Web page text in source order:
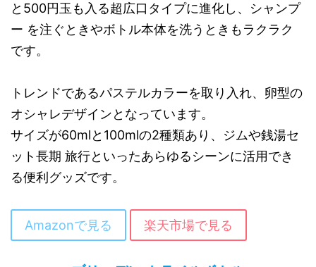
と500円玉も入る超広口タイプに進化し、シャンプ
ー を注ぐときやボトル本体を洗うときもラクラク
です。
トレンドであるパステルカラーを取り入れ、卵型の
オシャレデザインとなっています。
サイズが60mlと100mlの2種類あり、ジムや銭湯セ
ット長期 旅行といったあらゆるシーンに活用でき
る便利グッズです。
Amazonで見る 楽天市場で見る